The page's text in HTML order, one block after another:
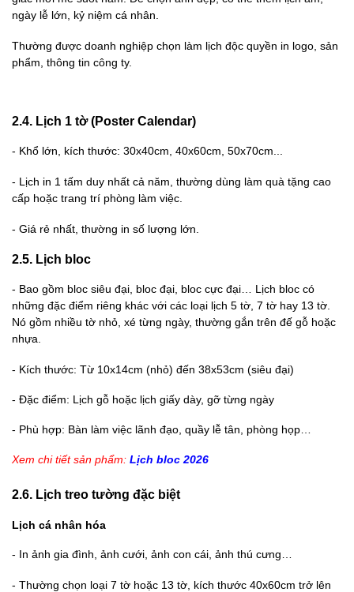
ngày lễ lớn, kỷ niệm cá nhân.
Thường được doanh nghiệp chọn làm lịch độc quyền in logo, sản
phẩm, thông tin công ty.
2.4. Lịch 1 tờ (Poster Calendar)
- Khổ lớn, kích thước: 30x40cm, 40x60cm, 50x70cm...
- Lịch in 1 tấm duy nhất cả năm, thường dùng làm quà tặng cao
cấp hoặc trang trí phòng làm việc.
- Giá rẻ nhất, thường in số lượng lớn.
2.5. Lịch bloc
- Bao gồm bloc siêu đại, bloc đại, bloc cực đại… Lịch bloc có
những đặc điểm riêng khác với các loại lịch 5 tờ, 7 tờ hay 13 tờ.
Nó gồm nhiều tờ nhỏ, xé từng ngày, thường gắn trên đế gỗ hoặc
nhựa.
- Kích thước: Từ 10x14cm (nhỏ) đến 38x53cm (siêu đại)
- Đặc điểm: Lịch gỗ hoặc lịch giấy dày, gỡ từng ngày
- Phù hợp: Bàn làm việc lãnh đạo, quầy lễ tân, phòng họp…
Xem chi tiết sản phẩm: Lịch bloc 2026
2.6. Lịch treo tường đặc biệt
Lịch cá nhân hóa
- In ảnh gia đình, ảnh cưới, ảnh con cái, ảnh thú cưng…
- Thường chọn loại 7 tờ hoặc 13 tờ, kích thước 40x60cm trở lên